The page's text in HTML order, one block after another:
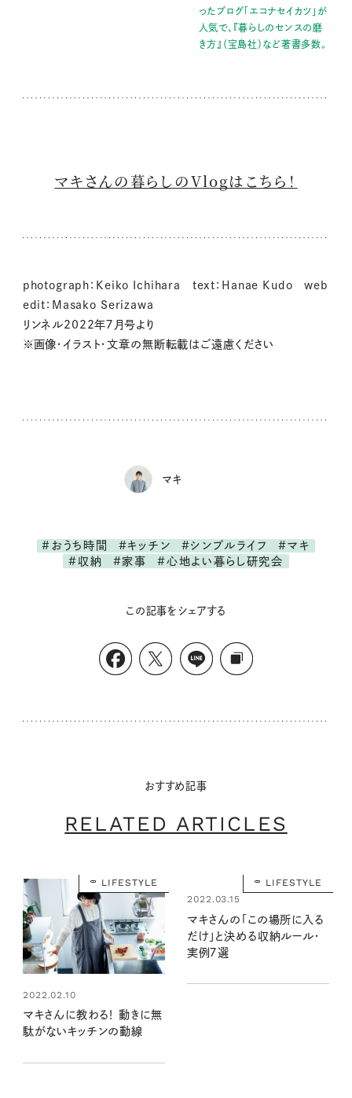
ったブログ「エコナセイカツ」が
人気で、『暮らしのセンスの磨
き方』（宝島社）など著書多数。
マキさんの暮らしのVlogはこちら！
photograph：Keiko Ichihara text：Hanae Kudo web
edit：Masako Serizawa
リンネル2022年７月号より
※画像・イラスト・文章の無断転載はご遠慮ください
マキ
#おうち時間 #キッチン #シンプルライフ
#マキ
#収納
#家事 #心地よい暮らし研究会
この記事をシェアする
おすすめ記事
RELATED ARTICLES
LIFESTYLE
2022.02.10
マキさんに教わる！ 動きに無
駄がないキッチンの動線
LIFESTYLE
2022.03.15
マキさんの「この場所に入る
だけ」と決める収納ルール・
実例７選